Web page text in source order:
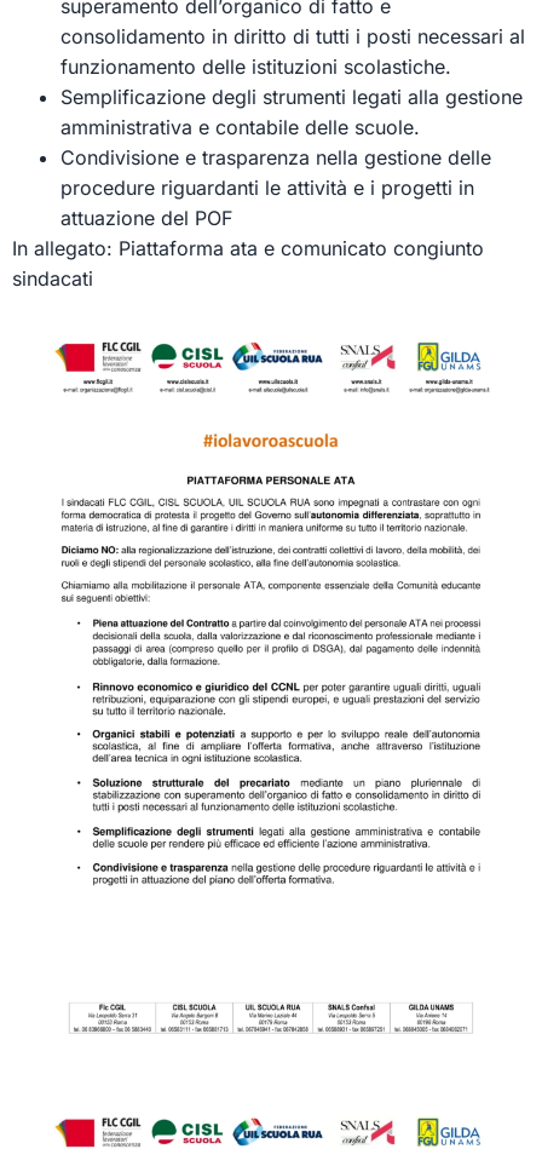
superamento dell’organico di fatto e
consolidamento in diritto di tutti i posti necessari al
funzionamento delle istituzioni scolastiche.
Semplificazione degli strumenti legati alla gestione
amministrativa e contabile delle scuole.
Condivisione e trasparenza nella gestione delle
procedure riguardanti le attività e i progetti in
attuazione del POF
In allegato: Piattaforma ata e comunicato congiunto
sindacati